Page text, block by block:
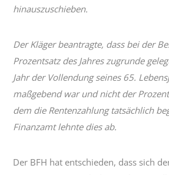
hinauszuschieben.
Der Kläger beantragte, dass bei der
Prozentsatz des Jahres zugrunde
Jahr der Vollendung seines 65.
maßgebend war und nicht der
dem die Rentenzahlung tatsächlich
Finanzamt lehnte dies ab.
Der BFH hat entschieden, dass sich